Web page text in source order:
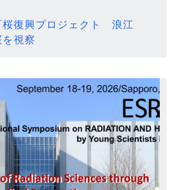
桜復興プロジェクト 浪江
視察